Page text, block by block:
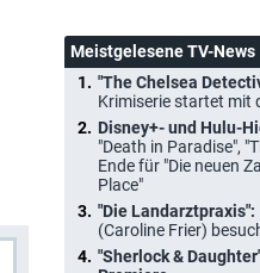
Meistgelesene TV-News
"The Chelsea
Krimiserie startet mit
Disney+- und Hulu-
"Death in Paradise",
Ende für "Die neuen
Place"
"Die Landarztpraxis":
(Caroline Frier)
"Sherlock &